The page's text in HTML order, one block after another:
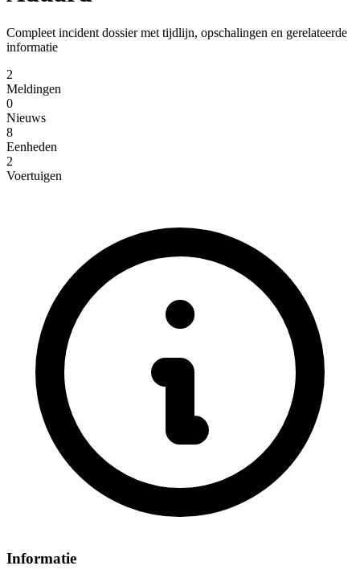
Compleet incident dossier met tijdlijn, opschalingen en gerelateerde
informatie
2
Meldingen
0
Nieuws
8
Eenheden
2
Voertuigen
Informatie